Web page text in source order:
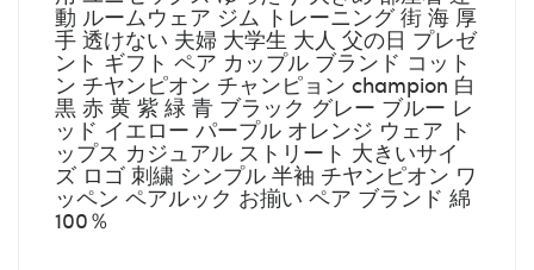
動 ルームウェア ジム トレーニング 街 海 厚
手 透けない 夫婦 大学生 大人 父の日 プレゼ
ント ギフト ペア カップル ブランド コット
ン チヤンピオン チャンピョン champion 白
黒 赤 黄 紫 緑 青 ブラック グレー ブルー レ
ッド イエロー パープル オレンジ ウェア ト
ップス カジュアル ストリート 大きいサイ
ズ ロゴ 刺繍 シンプル 半袖 チヤンピオン ワ
ッペン ペアルック お揃い ペア ブランド 綿
100％